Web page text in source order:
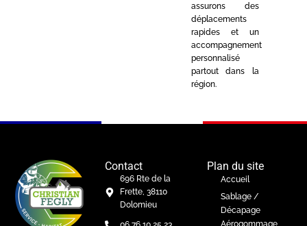
assurons des
déplacements
rapides et un
accompagnement
personnalisé
partout dans la
région.
Contact
696 Rte de la
Frette, 38110
Dolomieu
Plan du site
Accueil
Sablage /
Décapage